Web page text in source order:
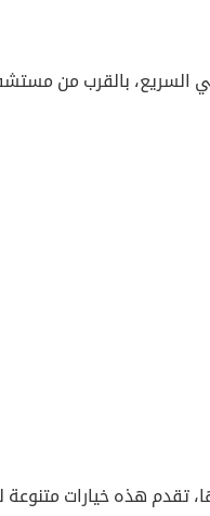
السريع، بالقرب من
هذه خيارات متنوعة